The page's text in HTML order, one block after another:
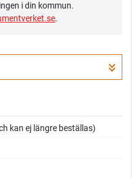
i din kommun.
.
kan ej längre beställas)